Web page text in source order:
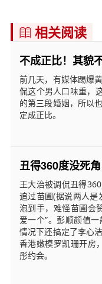
 相关阅读
不成正比！其貌
前几天，有媒体踢爆
侃这个男人口味重，
的第三段婚姻，所以
定成正比。
丑得360度没死
王大治被调侃丑得
追过苗圃(据说两人是
泡到手，难怪苗圃会
爱一个”。彭顺颜值
情况下还搞定了李心
香港嫩模罗凯珊开房
彤约会。